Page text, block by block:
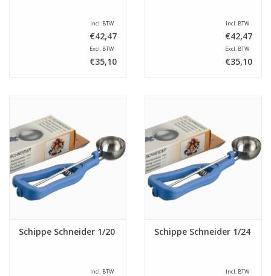
Incl. BTW
€42,47
Excl. BTW
€35,10
Incl. BTW
€42,47
Excl. BTW
€35,10
Schippe Schneider 1/20
Incl. BTW
Schippe Schneider 1/24
Incl. BTW